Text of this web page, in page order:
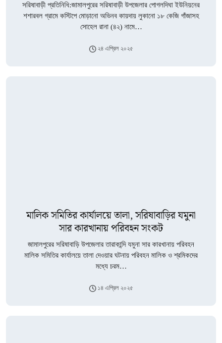
সরিষাবাড়ী প্রতিনিধি:জামালপুরের সরিষাবাড়ী উপজেলার পোগলদিঘা ইউনিয়নের
শশারবল গ্রামে কস্টিপে মোড়ানো অভিনব কায়দায় লুকানো ১৮ কেজি গাঁজাসহ
সোহেল রানা (৪২) নামে…
২৪ এপ্রিল ২০২৫
মালিক সমিতির কার্যালয়ে তালা, সরিষাবাড়ির যমুনা
সার কারখানায় পরিবহন সংকট
জামালপুরের সরিষাবাড়ি উপজেলার তারাকান্দি যমুনা সার কারখানায় পরিবহন
মালিক সমিতির কার্যালয়ে তালা দেওয়ার ঘটনায় পরিবহন মালিক ও শ্রমিকদের
মধ্যে চরম…
১৪ এপ্রিল ২০২৫